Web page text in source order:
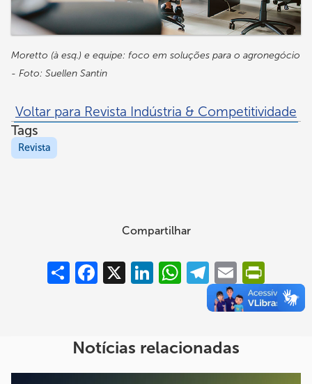
Moretto (à esq.) e equipe: foco em soluções para o agronegócio
- Foto: Suellen Santin
Voltar para Revista Indústria & Competitividade
Tags
Revista
Compartilhar
Compartilhar
Facebook
X LinkedInWhatsAppTelegram
Email
Notícias relacionadas